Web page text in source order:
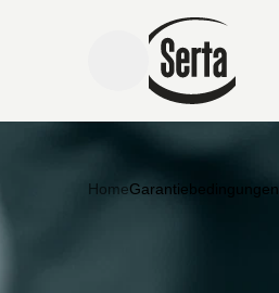
menu toggle
HomeGarantiebedingungen